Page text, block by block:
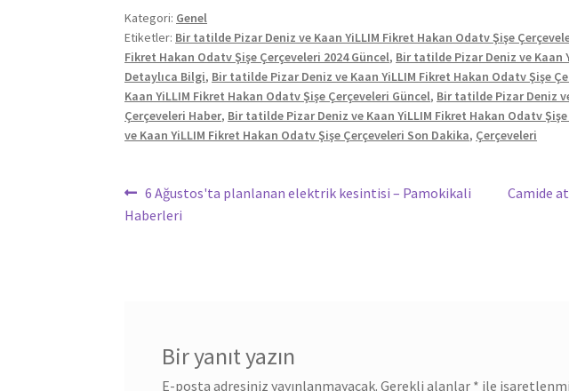
Kategori: Genel
Etiketler: Bir tatilde Pizar Deniz ve Kaan YiLLIM Fikret Hakan Odatv Şişe
Fikret Hakan Odatv Şişe Çerçeveleri 2024 Güncel, Bir tatilde Pizar Deniz ve Kaan
Detaylıca Bilgi, Bir tatilde Pizar Deniz ve Kaan YiLLIM Fikret Hakan Odatv Şişe
Kaan YiLLIM Fikret Hakan Odatv Şişe Çerçeveleri Güncel, Bir tatilde Pizar Deniz
Çerçeveleri Haber, Bir tatilde Pizar Deniz ve Kaan YiLLIM Fikret Hakan Odatv
ve Kaan YiLLIM Fikret Hakan Odatv Şişe Çerçeveleri Son Dakika, Çerçeveleri
Yazı
gezinmesi
Önceki
yazı:
6 Ağustos'ta planlanan elektrik kesintisi – Pamokikali
Haberleri
Sonraki
Camide
Bir yanıt yazın
E-posta adresiniz yayınlanmayacak. Gerekli alanlar * ile